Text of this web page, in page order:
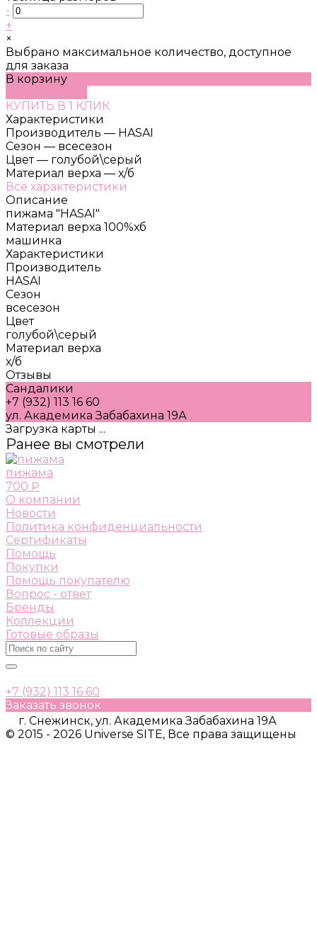
-
+
×
Выбрано максимальное количество, доступное
для заказа
В корзину
КУПИТЬ В 1 КЛИК
Характеристики
Производитель — HASAI
Сезон — всесезон
Цвет — голубой\серый
Материал верха — х/б
Все характеристики
Описание
пижама "HASAI"
Материал верха 100%хб
машинка
Характеристики
Производитель
HASAI
Сезон
всесезон
Цвет
голубой\серый
Материал верха
х/б
Отзывы
Сандалики
+7 (932) 113 16 60
ул. Академика Забабахина 19А
Загрузка карты ...
Ранее вы смотрели
пижама
700 ₽
О компании
Новости
Политика конфиденциальности
Сертификаты
Помощь
Покупки
Помощь покупателю
Вопрос - ответ
Бренды
Коллекции
Готовые образы
+7 (932) 113 16 60
Заказать звонок
г. Снежинск, ул. Академика Забабахина 19А
© 2015 - 2026 Universe SITE, Все права защищены